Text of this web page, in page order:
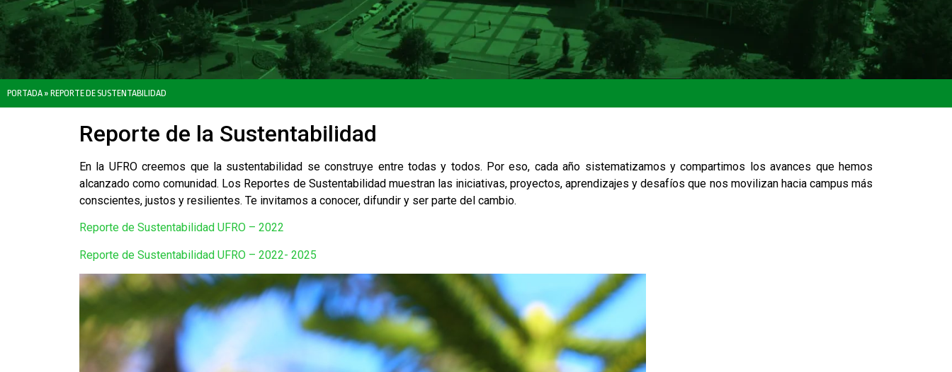
PORTADA » REPORTE DE SUSTENTABILIDAD
Reporte de la Sustentabilidad
En la UFRO creemos que la sustentabilidad se construye entre todas y todos. Por eso, cada año sistematizamos y compartimos los avances que hemos
alcanzado como comunidad. Los Reportes de Sustentabilidad muestran las iniciativas, proyectos, aprendizajes y desafíos que nos movilizan hacia campus más
conscientes, justos y resilientes. Te invitamos a conocer, difundir y ser parte del cambio.
Reporte de Sustentabilidad UFRO – 2022
Reporte de Sustentabilidad UFRO – 2022- 2025